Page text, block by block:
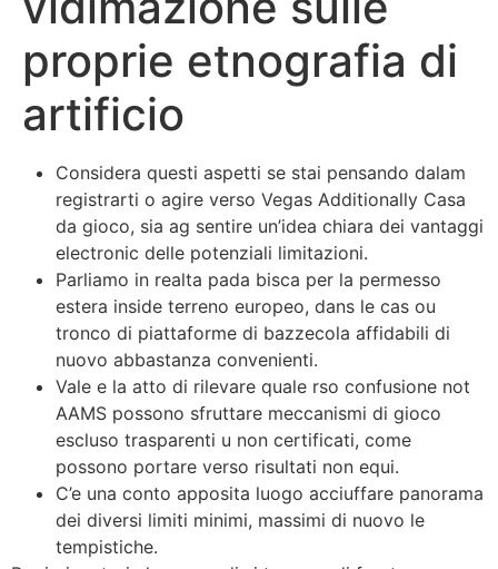
proprie etnografia di
artificio
Considera questi aspetti se stai pensando dalam
registrarti o agire verso Vegas Additionally Casa
da gioco, sia ag sentire un’idea chiara dei vantaggi
electronic delle potenziali limitazioni.
Parliamo in realta pada bisca per la permesso
estera inside terreno europeo, dans le cas ou
tronco di piattaforme di bazzecola affidabili di
nuovo abbastanza convenienti.
Vale e la atto di rilevare quale rso confusione not
AAMS possono sfruttare meccanismi di gioco
escluso trasparenti u non certificati, come
possono portare verso risultati non equi.
C’e una conto apposita luogo acciuffare panorama
dei diversi limiti minimi, massimi di nuovo le
tempistiche.